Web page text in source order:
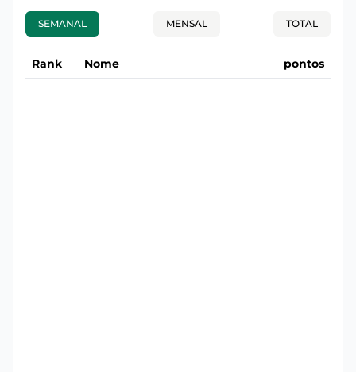
SEMANAL MENSAL TOTAL
Rank Nome pontos